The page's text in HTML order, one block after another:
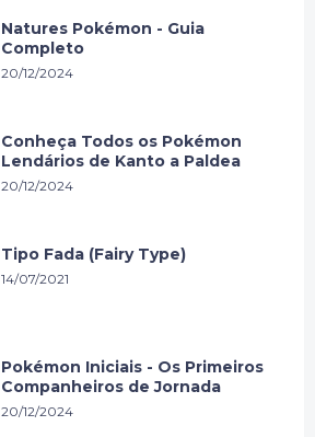
Natures Pokémon - Guia
Completo
20/12/2024
Conheça Todos os Pokémon
Lendários de Kanto a Paldea
20/12/2024
Tipo Fada (Fairy Type)
14/07/2021
Pokémon Iniciais - Os Primeiros
Companheiros de Jornada
20/12/2024